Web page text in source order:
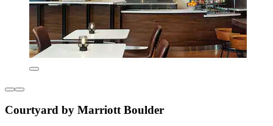
Courtyard by Marriott Boulder